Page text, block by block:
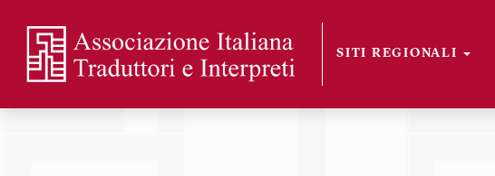
contenuto
principale
Sezioni
SITI REGIONALI